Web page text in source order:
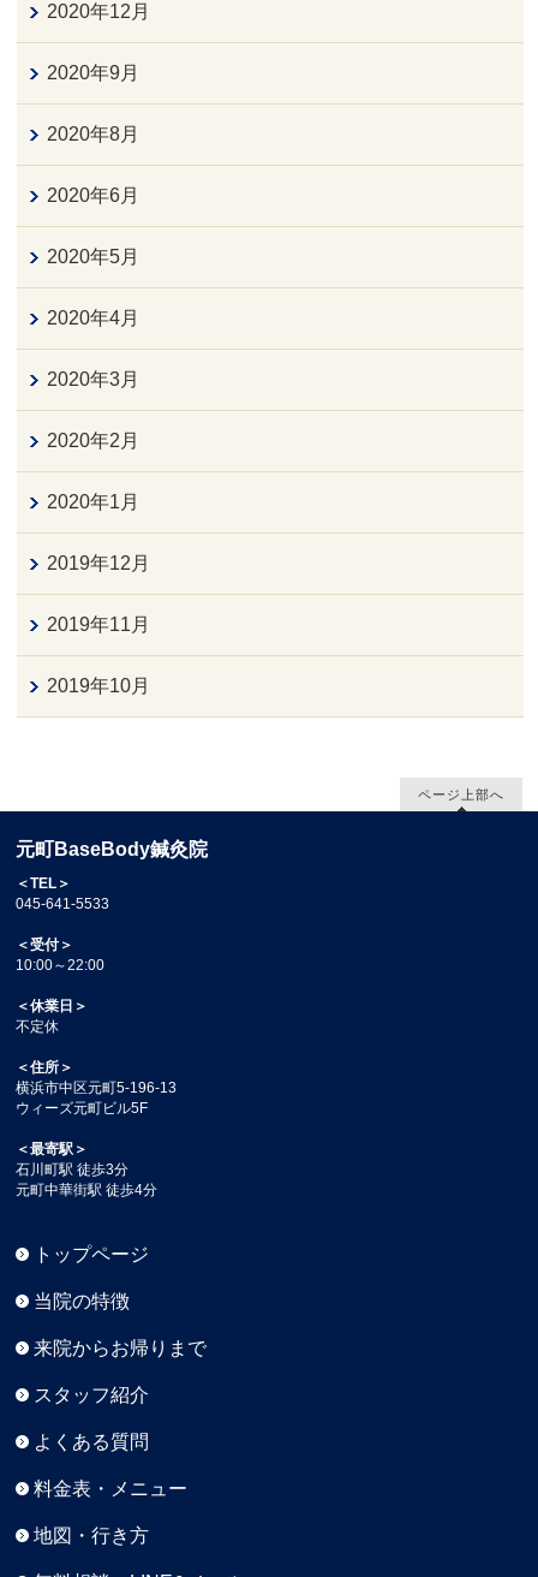
2020年12月
2020年9月
2020年8月
2020年6月
2020年5月
2020年4月
2020年3月
2020年2月
2020年1月
2019年12月
2019年11月
2019年10月
ページ上部へ
元町BaseBody鍼灸院
＜TEL＞
045-641-5533
＜受付＞
10:00～22:00
＜休業日＞
不定休
＜住所＞
横浜市中区元町5-196-13
ウィーズ元町ビル5F
＜最寄駅＞
石川町駅 徒歩3分
元町中華街駅 徒歩4分
トップページ
当院の特徴
来院からお帰りまで
スタッフ紹介
よくある質問
料金表・メニュー
地図・行き方